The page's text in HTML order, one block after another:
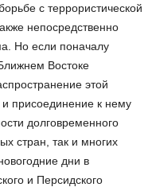
с террористической
непосредственно
Но если поначалу
Востоке
этой
и присоединение к нему
долговременного
стран, так и многих
дни в
и Персидского